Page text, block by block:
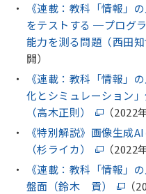
《連載：教科「情報」
をテストする ─プログ
能力を測る問題（西田知
開）
《連載：教科「情報」
化とシミュレーション
（高木正則）
（2022
《特別解説》画像生成
（杉ライカ）
（2022
《連載：教科「情報」
盤面（鈴木 貢）
（